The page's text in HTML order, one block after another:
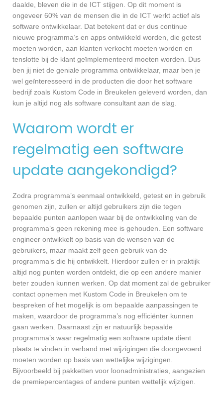
daalde, bleven die in de ICT stijgen. Op dit moment is
ongeveer 60% van de mensen die in de ICT werkt actief als
software ontwikkelaar. Dat betekent dat er dus continue
nieuwe programma’s en apps ontwikkeld worden, die getest
moeten worden, aan klanten verkocht moeten worden en
tenslotte bij de klant geïmplementeerd moeten worden. Dus
ben jij niet de geniale programma ontwikkelaar, maar ben je
wel geïnteresseerd in de producten die door het software
bedrijf zoals Kustom Code in Breukelen geleverd worden, dan
kun je altijd nog als software consultant aan de slag.
Waarom wordt er
regelmatig een software
update aangekondigd?
Zodra programma’s eenmaal ontwikkeld, getest en in gebruik
genomen zijn, zullen er altijd gebruikers zijn die tegen
bepaalde punten aanlopen waar bij de ontwikkeling van de
programma’s geen rekening mee is gehouden. Een software
engineer ontwikkelt op basis van de wensen van de
gebruikers, maar maakt zelf geen gebruik van de
programma’s die hij ontwikkelt. Hierdoor zullen er in praktijk
altijd nog punten worden ontdekt, die op een andere manier
beter zouden kunnen werken. Op dat moment zal de gebruiker
contact opnemen met Kustom Code in Breukelen om te
bespreken of het mogelijk is om bepaalde aanpassingen te
maken, waardoor de programma’s nog efficiënter kunnen
gaan werken. Daarnaast zijn er natuurlijk bepaalde
programma’s waar regelmatig een software update dient
plaats te vinden in verband met wijzigingen die doorgevoerd
moeten worden op basis van wettelijke wijzigingen.
Bijvoorbeeld bij pakketten voor loonadministraties, aangezien
de premiepercentages of andere punten wettelijk wijzigen.